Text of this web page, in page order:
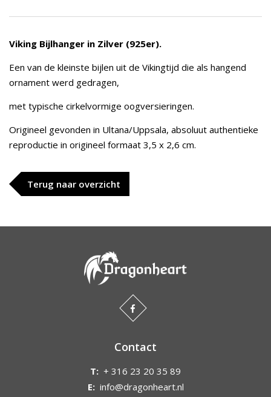
Viking Bijlhanger in Zilver (925er).
Een van de kleinste bijlen uit de Vikingtijd die als hangend
ornament werd gedragen,
met typische cirkelvormige oogversieringen.
Origineel gevonden in Ultana/Uppsala, absoluut authentieke
reproductie in origineel formaat 3,5 x 2,6 cm.
Terug naar overzicht
Contact
T: + 316 23 20 35 89
E: info@dragonheart.nl